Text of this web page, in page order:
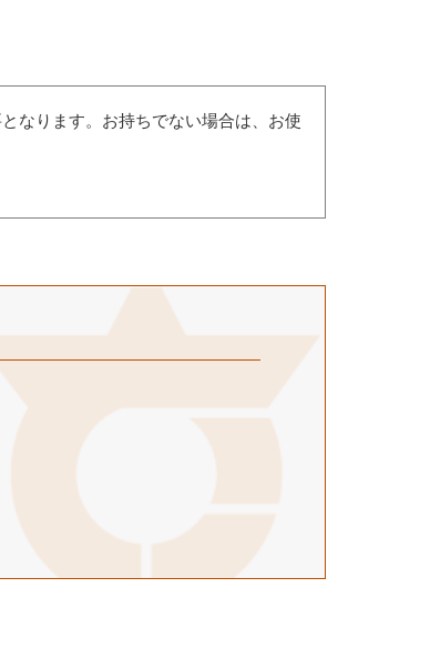
なります。お持ちでない場合は、お使